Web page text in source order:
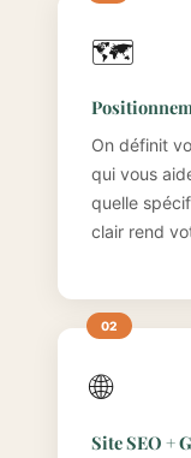
🗺️
On définit
qui vous
quelle
clair rend
🌐
Site SEO +